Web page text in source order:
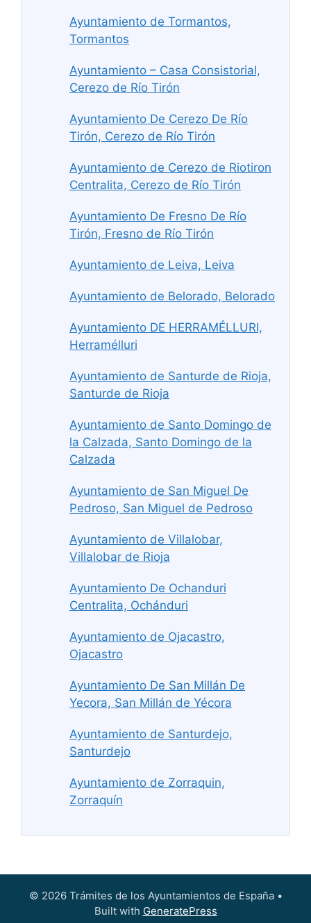
Ayuntamiento de Tormantos,
Tormantos
Ayuntamiento – Casa Consistorial,
Cerezo de Río Tirón
Ayuntamiento De Cerezo De Río
Tirón, Cerezo de Río Tirón
Ayuntamiento de Cerezo de Riotiron
Centralita, Cerezo de Río Tirón
Ayuntamiento De Fresno De Río
Tirón, Fresno de Río Tirón
Ayuntamiento de Leiva, Leiva
Ayuntamiento de Belorado, Belorado
Ayuntamiento DE HERRAMÉLLURI,
Herramélluri
Ayuntamiento de Santurde de Rioja,
Santurde de Rioja
Ayuntamiento de Santo Domingo de
la Calzada, Santo Domingo de la
Calzada
Ayuntamiento de San Miguel De
Pedroso, San Miguel de Pedroso
Ayuntamiento de Villalobar,
Villalobar de Rioja
Ayuntamiento De Ochanduri
Centralita, Ochánduri
Ayuntamiento de Ojacastro,
Ojacastro
Ayuntamiento De San Millán De
Yecora, San Millán de Yécora
Ayuntamiento de Santurdejo,
Santurdejo
Ayuntamiento de Zorraquin,
Zorraquín
© 2026 Trámites de los Ayuntamientos de España•
Built with GeneratePress